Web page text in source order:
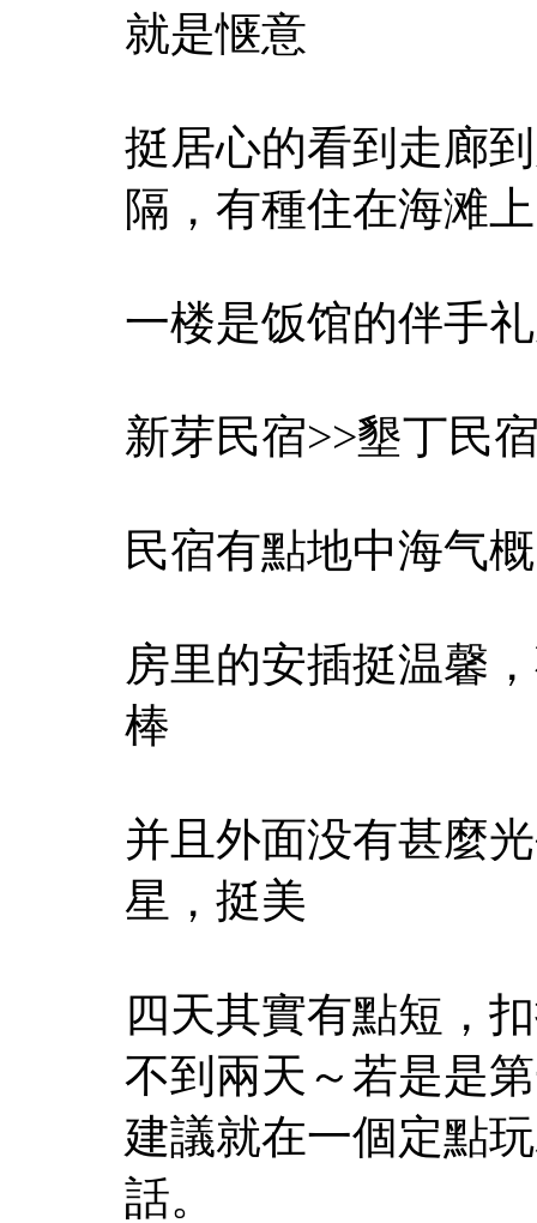
就是惬意
挺居心的看到走廊
隔，有種住在海滩
一楼是饭馆的伴手
新芽民宿>>墾丁民
民宿有點地中海气
房里的安插挺温馨
棒
并且外面没有甚麼
星，挺美
四天其實有點短，
不到兩天～若是是
建議就在一個定點
話。